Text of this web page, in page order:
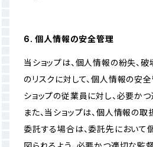
6. 個人情報の安全管理
当ショップは、個人情報の紛失、
のリスクに対して、個人情報の安
ショップの従業員に対し、必要か
また、当ショップは、個人情報の
委託する場合は、委託先において